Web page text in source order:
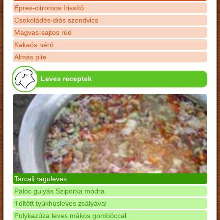
Epres-citromos frissítő
Csokoládés-diós szendvics
Magvas-sajtos rúd
Kakaós néró
Almás pite
Leves receptek
Tarcali raguleves
Palóc gulyás Sziporka módra
Töltött tyúkhúsleves zsályával
Pulykazúza leves mákos gombóccal